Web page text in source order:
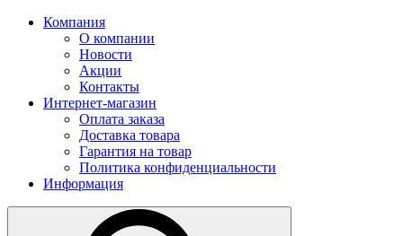
Компания
О компании
Новости
Акции
Контакты
Интернет-магазин
Оплата заказа
Доставка товара
Гарантия на товар
Политика конфиденциальности
Информация